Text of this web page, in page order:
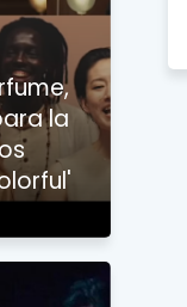
la